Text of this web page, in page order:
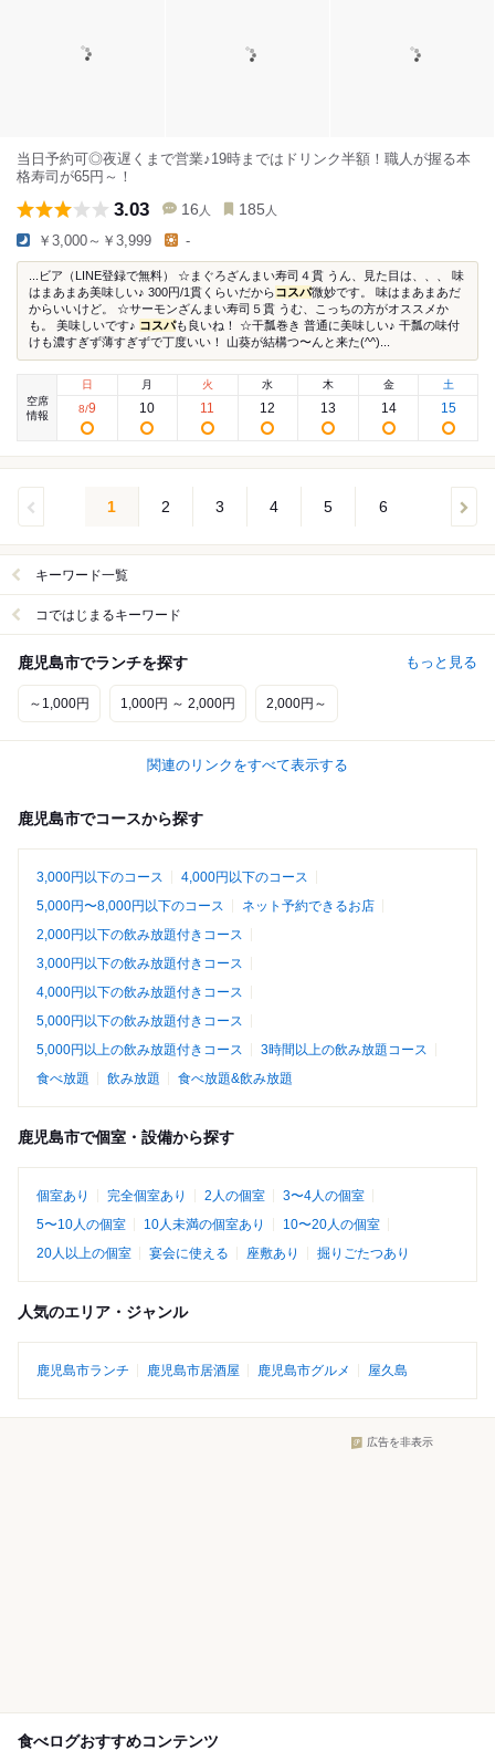
当日予約可◎夜遅くまで営業♪19時まではドリンク半額！職人が握る本
格寿司が65円～！
3.03 16 人 185 人
￥3,000～￥3,999 -
...ビア（LINE登録で無料） ☆まぐろざんまい寿司４貫 うん、見た目は、、、 味
はまあまあ美味しい♪ 300円/1貫くらいだからコスパ微妙です。 味はまあまあだ
からいいけど。 ☆サーモンざんまい寿司５貫 うむ、こっちの方がオススメか
も。 美味しいです♪ コスパも良いね！ ☆干瓢巻き 普通に美味しい♪ 干瓢の味付
けも濃すぎず薄すぎずで丁度いい！ 山葵が結構つ〜んと来た(^^)...
空席
情報
日
8/9
月
10
火
11
水
12
木
13
金
14
土
15
1 2 3 4 5 6
キーワード一覧
コではじまるキーワード
鹿児島市でランチを探す もっと見る
～1,000円 1,000円 ～ 2,000円 2,000円～
関連のリンクをすべて表示する
鹿児島市でコースから探す
3,000円以下のコース
4,000円以下のコース
5,000円〜8,000円以下のコース
ネット予約できるお店
2,000円以下の飲み放題付きコース
3,000円以下の飲み放題付きコース
4,000円以下の飲み放題付きコース
5,000円以下の飲み放題付きコース
5,000円以上の飲み放題付きコース
3時間以上の飲み放題コース
食べ放題
飲み放題 食べ放題&飲み放題
鹿児島市で個室・設備から探す
個室あり 完全個室あり 2人の個室
3〜4人の個室
5〜10人の個室
10人未満の個室あり
10〜20人の個室
20人以上の個室
宴会に使える 座敷あり 掘りごたつあり
人気のエリア・ジャンル
鹿児島市ランチ 鹿児島市居酒屋 鹿児島市グルメ 屋久島
広告を非表示
食べログおすすめコンテンツ